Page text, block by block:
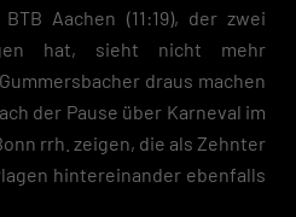
Aachen (11:19), der zwei
hat, sieht nicht mehr
draus machen
der Pause über Karneval im
rrh. zeigen, die als Zehnter
hintereinander ebenfalls